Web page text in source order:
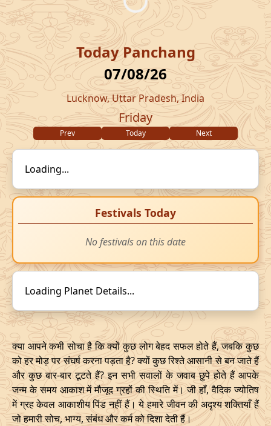
Today Panchang
07/08/26
Lucknow, Uttar Pradesh, India
Friday
Prev Today Next
Loading...
Festivals Today
No festivals on this date
Loading Planet Details...
क्या आपने कभी सोचा है कि क्यों कुछ लोग बेहद सफल होते हैं, जबकि कुछ
को हर मोड़ पर संघर्ष करना पड़ता है? क्यों कुछ रिश्ते आसानी से बन जाते हैं
और कुछ बार-बार टूटते हैं? इन सभी सवालों के जवाब छुपे होते हैं आपके
जन्म के समय आकाश में मौजूद ग्रहों की स्थिति में। जी हाँ, वैदिक ज्योतिष
में ग्रह केवल आकाशीय पिंड नहीं हैं। ये हमारे जीवन की अदृश्य शक्तियाँ हैं
जो हमारी सोच, भाग्य, संबंध और कर्म को दिशा देती हैं।